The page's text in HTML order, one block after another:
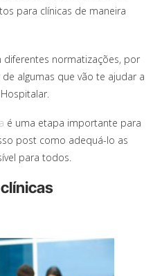
para clínicas de maneira
normatizações, por
algumas que vão te ajudar a
é uma etapa importante para
post como adequá-lo as
para todos.